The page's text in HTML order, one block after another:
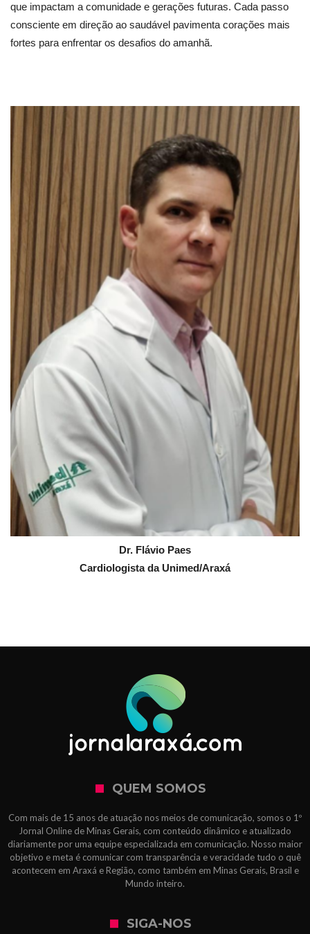
que impactam a comunidade e gerações futuras. Cada passo
consciente em direção ao saudável pavimenta corações mais
fortes para enfrentar os desafios do amanhã.
Dr. Flávio Paes
Cardiologista da Unimed/Araxá
QUEM SOMOS
Com mais de 15 anos de atuação nos meios de comunicação, somos o 1º
Jornal Online de Minas Gerais, com conteúdo dinâmico e atualizado
diariamente por uma equipe especializada em comunicação. Nosso maior
objetivo e meta é comunicar com transparência e veracidade tudo o quê
acontecem em Araxá e Região, como também em Minas Gerais, Brasil e
Mundo inteiro.
SIGA-NOS